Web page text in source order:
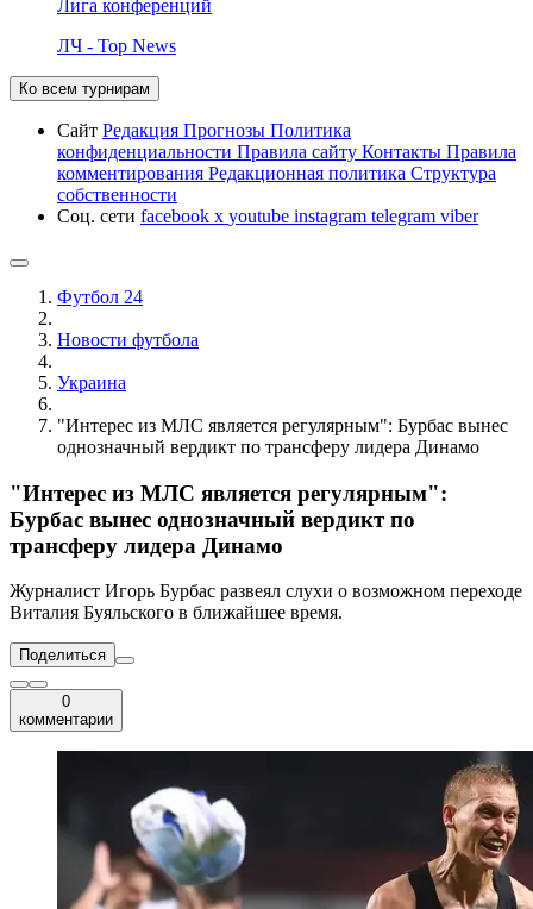
Лига конференций
ЛЧ - Top News
Ко всем турнирам
Сайт Редакция Прогнозы Политика
конфиденциальности Правила сайту Контакты Правила
комментирования Редакционная политика Структура
собственности
Соц. сети facebook x youtube instagram telegram viber
Футбол 24
Новости футбола
Украина
"Интерес из МЛС является регулярным": Бурбас вынес
однозначный вердикт по трансферу лидера Динамо
"Интерес из МЛС является регулярным":
Бурбас вынес однозначный вердикт по
трансферу лидера Динамо
Журналист Игорь Бурбас развеял слухи о возможном переходе
Виталия Буяльского в ближайшее время.
Поделиться
0
комментарии